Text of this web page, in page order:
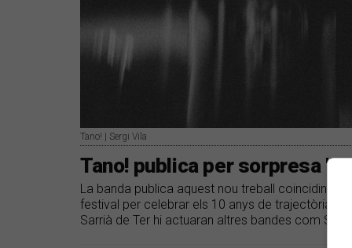
Tano! | Sergi Vila
Tano! publica per sorpresa
La banda publica aquest nou treball coincidint
festival per celebrar els 10 anys de trajectòria | El
Sarrià de Ter hi actuaran altres bandes com